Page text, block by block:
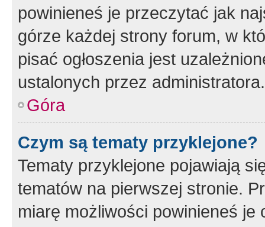
powinieneś je przeczytać jak
górze każdej strony forum, w
pisać ogłoszenia jest
ustalonych przez administratora.
Góra
Czym są tematy przyklejone?
Tematy przyklejone pojawiają
tematów na pierwszej stronie.
miarę możliwości powinieneś je